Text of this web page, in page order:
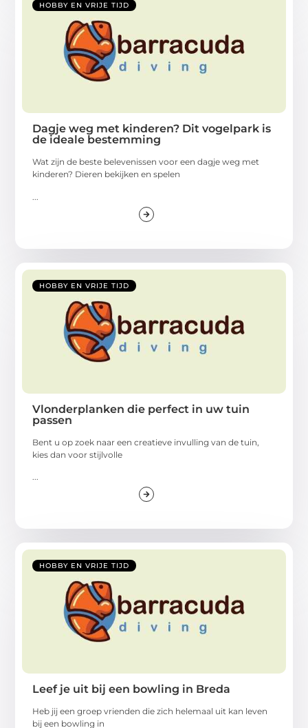
HOBBY EN VRIJE TIJD
Dagje weg met kinderen? Dit vogelpark is
de ideale bestemming
Wat zijn de beste belevenissen voor een dagje weg met
kinderen? Dieren bekijken en spelen
HOBBY EN VRIJE TIJD
Vlonderplanken die perfect in uw tuin
passen
Bent u op zoek naar een creatieve invulling van de tuin,
kies dan voor stijlvolle
...
HOBBY EN VRIJE TIJD
Leef je uit bij een bowling in Breda
Heb jij een groep vrienden die zich helemaal uit kan leven
bij een bowling in